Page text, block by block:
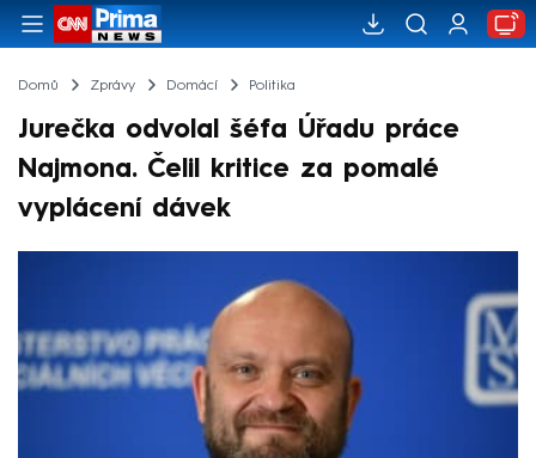
Domů Zprávy Domácí Politika
Jurečka odvolal šéfa Úřadu práce
Najmona. Čelil kritice za pomalé
vyplácení dávek